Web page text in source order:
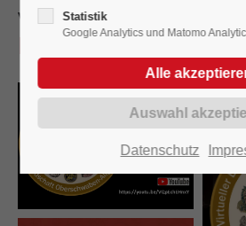
Anmelden
Register|Lost your password?
Support
Lorem ipsum dolor sit amet:
virtueller
LST Oberschwaben-
Statistik
Google Analytics und Matomo
Datenschutz